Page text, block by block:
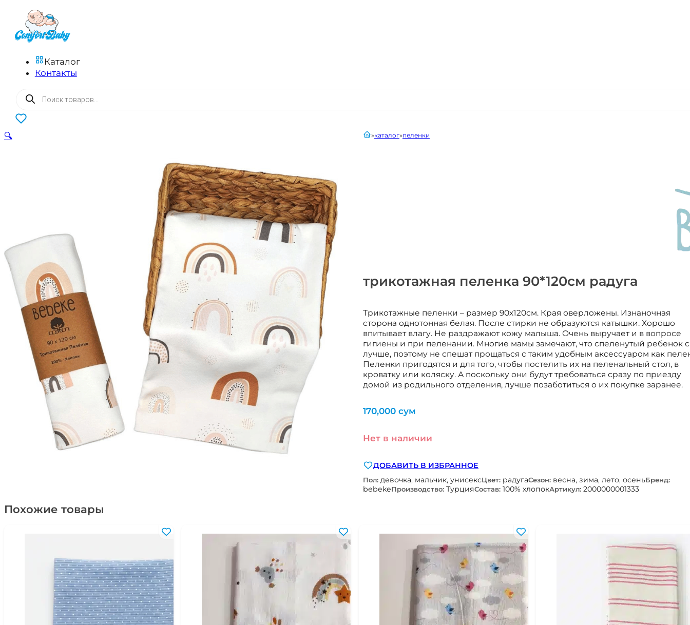
Каталог
Контакты
Поиск
товаров
0
трикотажная пеленка 90*120см радуга
Трикотажные пеленки – размер 90х120см. Края оверложены. Изнаночная
сторона однотонная белая. После стирки не образуются катышки. Хорошо
впитывает влагу. Не раздражают кожу малыша. Очень выручает и в вопросе
гигиены и при пеленании. Многие мамы замечают, что спеленутый ребенок
лучше, поэтому не спешат прощаться с таким удобным аксессуаром как
Пеленки пригодятся и для того, чтобы постелить их на пеленальный стол, в
кроватку или коляску. А поскольку они будут требоваться сразу по приезду
домой из родильного отделения, лучше позаботиться о их покупке заранее.
главнаякаталог пеленки
170,000 сум
Нет в наличии
ДОБАВИТЬ В ИЗБРАННОЕ
Пол: девочка, мальчик, унисексЦвет: радугаСезон: весна, зима, лето, осеньБренд:
bebekeПроизводство: ТурцияСостав: 100% хлопокАртикул: 2000000001333
🔍
Похожие товары